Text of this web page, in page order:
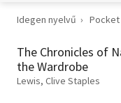
Életmód, egészség
Erotika
Gyermek- és ifjúsági
Idegen nyelvű
The Chronicles of
the Wardrobe
Lewis, Clive Staples